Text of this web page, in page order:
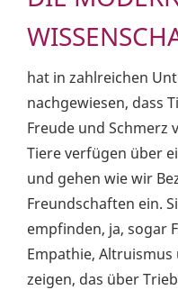
hat in zahlreichen
nachgewiesen, dass
Freude und Schmerz
Tiere verfügen über
und gehen wie wir
Freundschaften ein.
empfinden, ja, sogar
Empathie,
zeigen, das über